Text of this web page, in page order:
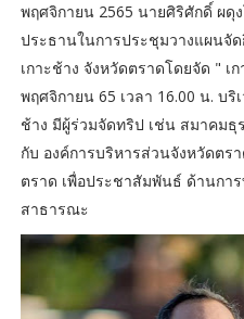
พฤศจิกายน 2565 นายศิริศักดิ์ ผดุ
ประธานในการประชุมวางแผนจัด
เกาะช้าง จังหวัดตราดโดยจัด "
พฤศจิกายน 65 เวลา 16.00 น. บ
ช้าง มีผู้ร่วมจัดทริป เช่น สมาคมธุ
กับ องค์การบริหารส่วนจังหวัดตร
ตราด เพื่อประชาสัมพันธ์ ด้านกา
สาธารณะ